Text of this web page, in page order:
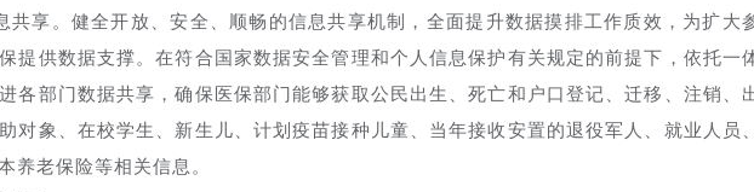
共享。健全开放、安全、顺畅的信息共享机制，全面提升数据摸排工作质效，为扩大
提供数据支撑。在符合国家数据安全管理和个人信息保护有关规定的前提下，依托一
各部门数据共享，确保医保部门能够获取公民出生、死亡和户口登记、迁移、注销、
对象、在校学生、新生儿、计划疫苗接种儿童、当年接收安置的退役军人、就业人员、
养老保险等相关信息。